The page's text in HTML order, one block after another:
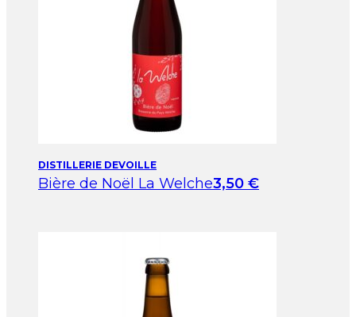
DISTILLERIE DEVOILLE
Bière de Noël La Welche3,50 €